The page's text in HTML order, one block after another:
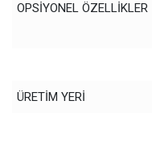
OPSİYONEL ÖZELLİKLER
ÜRETİM YERİ